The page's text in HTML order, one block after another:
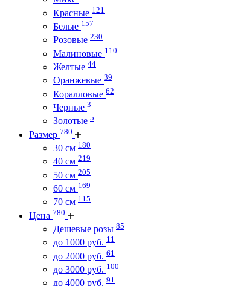
Красные 121
Белые 157
Розовые 230
Малиновые 110
Желтые 44
Оранжевые 39
Коралловые 62
Черные 3
Золотые 5
Размер 780
30 см 180
40 см 219
50 см 205
60 см 169
70 см 115
Цена 780
Дешевые розы 85
до 1000 руб. 11
до 2000 руб. 61
до 3000 руб. 100
до 4000 руб. 91